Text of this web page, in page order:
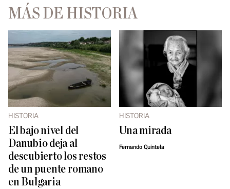
MÁS DE HISTORIA
HISTORIA
El bajo nivel del
Danubio deja al
descubierto los restos
de un puente romano
en Bulgaria
HISTORIA
Una mirada
Fernando Quintela